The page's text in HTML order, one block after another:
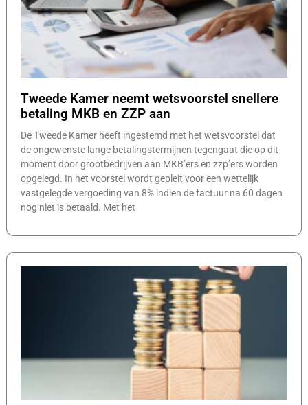
Tweede Kamer neemt wetsvoorstel snellere
betaling MKB en ZZP aan
De Tweede Kamer heeft ingestemd met het wetsvoorstel dat
de ongewenste lange betalingstermijnen tegengaat die op dit
moment door grootbedrijven aan MKB’ers en zzp’ers worden
opgelegd. In het voorstel wordt gepleit voor een wettelijk
vastgelegde vergoeding van 8% indien de factuur na 60 dagen
nog niet is betaald. Met het